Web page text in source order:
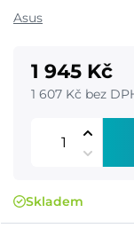
Asus
1 945 Kč
1 607 Kč bez
Skladem